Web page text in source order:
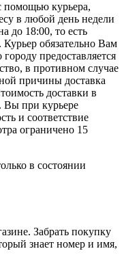
помощью курьера,
в любой день недели
до 18:00, то есть
обязательно Вам
предоставляется
в противном случае
причины доставка
доставки в
Вы при курьере
и соответствие
ограничено 15
в состоянии
Забрать покупку
знает номер и имя,